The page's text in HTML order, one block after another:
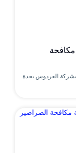
شركة مكافحة
الفردوس بجدة